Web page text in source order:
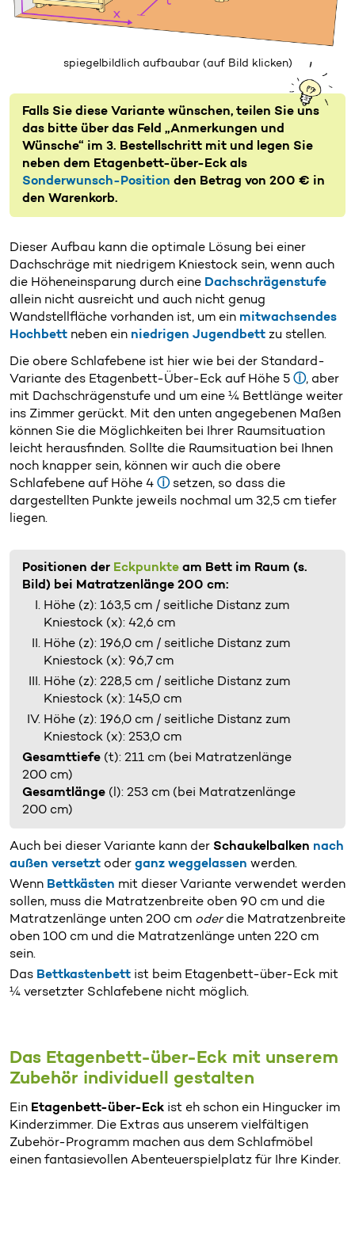
spiegelbildlich aufbaubar (auf Bild klicken)
Falls Sie diese Variante wünschen, teilen Sie uns
das bitte über das Feld „Anmerkungen und
Wünsche“ im 3. Bestellschritt mit und legen Sie
neben dem Etagenbett-über-Eck als
Sonderwunsch-Position den Betrag von 200 € in
den Warenkorb.
Dieser Aufbau kann die optimale Lösung bei einer
Dachschräge mit niedrigem Kniestock sein, wenn auch
die Höheneinsparung durch eine Dachschrägenstufe
allein nicht ausreicht und auch nicht genug
Wandstellfläche vorhanden ist, um ein mitwachsendes
Hochbettneben ein niedrigen Jugendbettzu stellen.
Die obere Schlafebene ist hier wie bei der Standard-
Variante des Etagenbett-Über-Eck auf Höhe 5 ⓘ, aber
mit Dachschrägenstufe und um eine ¼ Bettlänge weiter
ins Zimmer gerückt. Mit den unten angegebenen Maßen
können Sie die Möglichkeiten bei Ihrer Raumsituation
leicht herausfinden. Sollte die Raumsituation bei Ihnen
noch knapper sein, können wir auch die obere
Schlafebene auf Höhe 4 ⓘsetzen, so dass die
dargestellten Punkte jeweils nochmal um 32,5 cm tiefer
liegen.
Positionen der Eckpunkteam Bett im Raum (s.
Bild) bei Matratzenlänge 200 cm:
Höhe (z): 163,5 cm / seitliche Distanz zum
Kniestock (x): 42,6 cm
Höhe (z): 196,0 cm / seitliche Distanz zum
Kniestock (x): 96,7 cm
Höhe (z): 228,5 cm / seitliche Distanz zum
Kniestock (x): 145,0 cm
Höhe (z): 196,0 cm / seitliche Distanz zum
Kniestock (x): 253,0 cm
Gesamttiefe(t): 211 cm (bei Matratzenlänge
200 cm)
Gesamtlänge(l): 253 cm (bei Matratzenlänge
200 cm)
Auch bei dieser Variante kann der Schaukelbalken nach
außen versetztoder ganz weggelassen werden.
Wenn Bettkästen mit dieser Variante verwendet werden
sollen, muss die Matratzenbreite oben 90 cm und die
Matratzenlänge unten 200 cm oderdie Matratzenbreite
oben 100 cm und die Matratzenlänge unten 220 cm
sein.
Das Bettkastenbettist beim Etagenbett-über-Eck mit
¼ versetzter Schlafebene nicht möglich.
Das Etagenbett-über-Eck mit unserem
Zubehör individuell gestalten
Ein Etagenbett-über-Eckist eh schon ein Hingucker im
Kinderzimmer. Die Extras aus unserem vielfältigen
Zubehör-Programm machen aus dem Schlafmöbel
einen fantasievollen Abenteuerspielplatz für Ihre Kinder.